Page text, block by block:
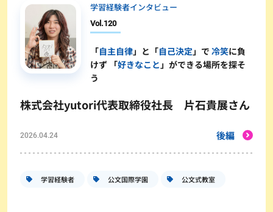
学習経験者インタビュー
Vol.120
「自主自律」と「自己決定 」で冷笑に負
けず 「好きなこと 」ができる場所を探そ
う
株式会社yutori代表取締役社長 片石貴展さん
2026.04.24 後編
学習経験者 公文国際学園 公文式教室